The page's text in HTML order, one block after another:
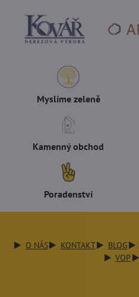
Myslíme zeleně
Kamenný obchod
Poradenství
O NÁS KONTAKT BLOG
VOP